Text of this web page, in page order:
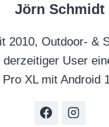
Jörn Schmidt
2010, Outdoor- &
derzeitiger User
Pro XL mit Android